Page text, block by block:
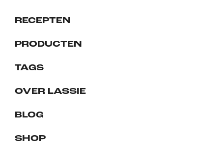
RECEPTEN
PRODUCTEN
TAGS
OVER LASSIE
BLOG
SHOP